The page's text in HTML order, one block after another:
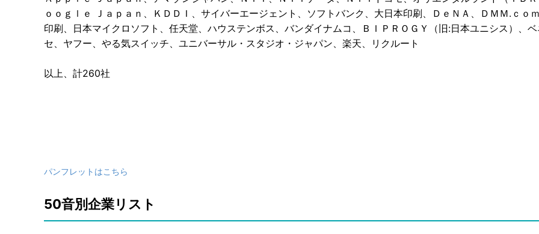
ｏｏｇｌｅ Ｊａｐａｎ、ＫＤＤＩ、サイバーエージェント、ソフトバンク、大日本印刷、ＤｅＮＡ、ＤＭＭ.ｃｏ
印刷、日本マイクロソフト、任天堂、ハウステンボス、バンダイナムコ、ＢＩＰＲＯＧＹ（旧:日本ユニシス）、ベ
セ、ヤフー、やる気スイッチ、ユニバーサル・スタジオ・ジャパン、楽天、リクルート
以上、計260社
パンフレットはこちら
50音別企業リスト